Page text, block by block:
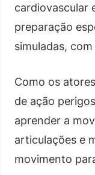
cardiovascular
preparação
simuladas,
Como os
de ação
aprender a
articulações e
movimento